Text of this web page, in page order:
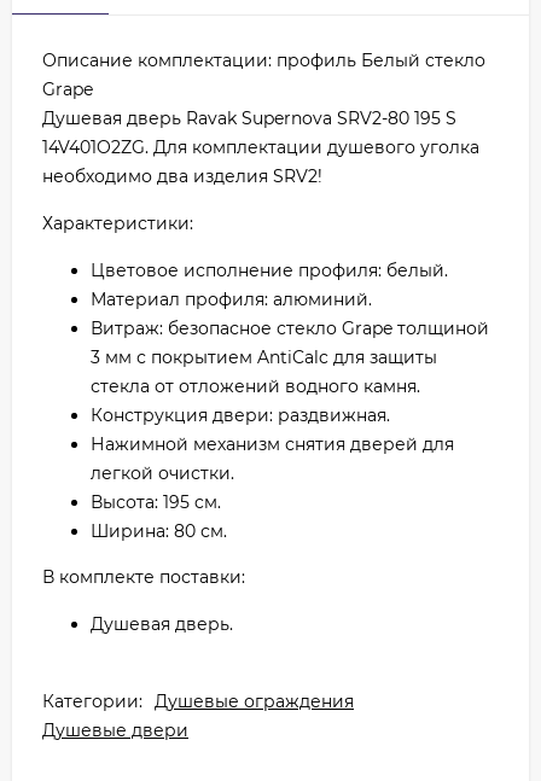
Описание комплектации: профиль Белый стекло
Grape
Душевая дверь Ravak Supernova SRV2-80 195 S
14V401O2ZG. Для комплектации душевого уголка
необходимо два изделия SRV2!
Характеристики:
Цветовое исполнение профиля: белый.
Материал профиля: алюминий.
Витраж: безопасное стекло Grape толщиной
3 мм с покрытием AntiCalc для защиты
стекла от отложений водного камня.
Конструкция двери: раздвижная.
Нажимной механизм снятия дверей для
легкой очистки.
Высота: 195 cм.
Ширина: 80 см.
В комплекте поставки:
Душевая дверь.
Категории: Душевые ограждения
Душевые двери